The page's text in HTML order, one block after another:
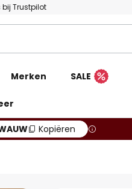
bij Trustpilot
Merken SALE
Kopiëren